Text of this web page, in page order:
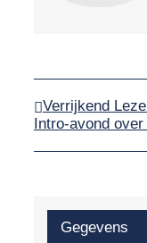
Verrijkend
Intro-avond
Gegevens